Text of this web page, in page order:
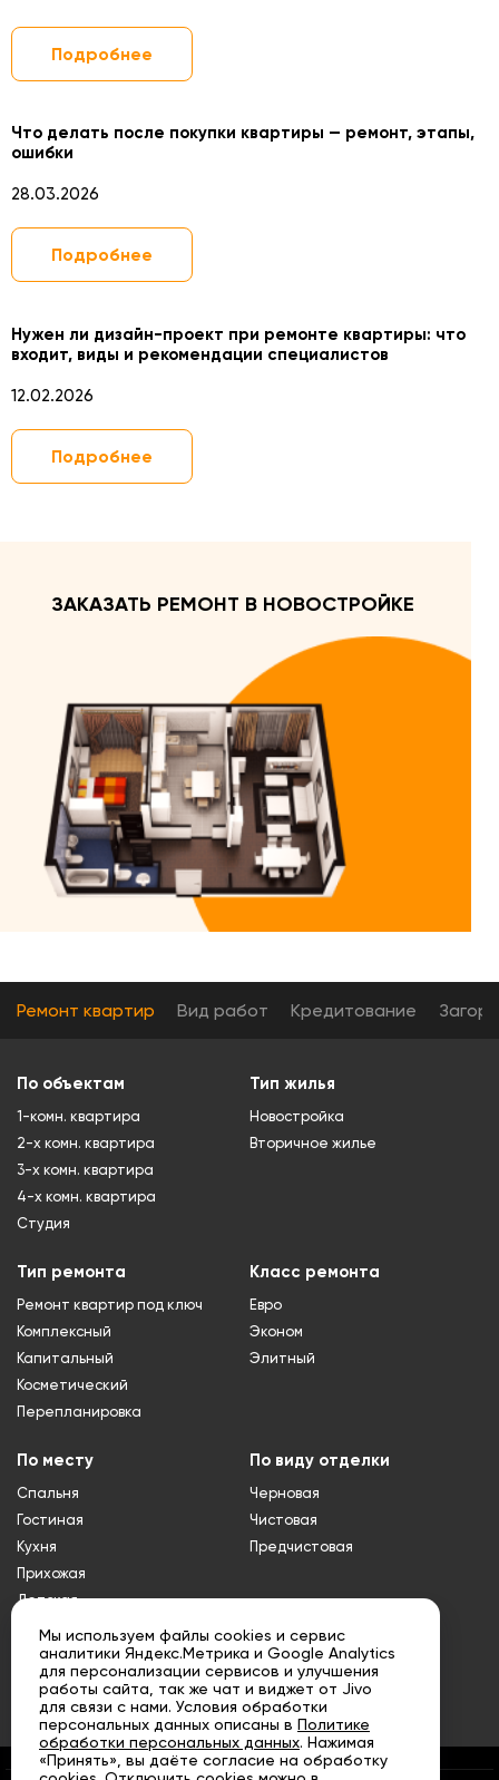
ЗАКАЗАТЬ РЕМОНТ В НОВОСТРОЙКЕ
Подробнее
Что делать после покупки квартиры — ремонт, этапы,
ошибки
28.03.2026
Подробнее
Нужен ли дизайн-проект при ремонте квартиры: что
входит, виды и рекомендации специалистов
12.02.2026
Подробнее
Ремонт квартир Вид работ Кредитование
По объектам
1-комн. квартира
2-х комн. квартира
3-х комн. квартира
4-х комн. квартира
Студия
Тип жилья
Новостройка
Вторичное жилье
Тип ремонта
Ремонт квартир под ключ
Комплексный
Капитальный
Косметический
Перепланировка
Класс ремонта
Евро
Эконом
Элитный
По месту
Спальня
Гостиная
Кухня
Прихожая
Детская
Туалет
Ванная
Совмещенный
санузел
По виду отделки
Черновая
Чистовая
Предчистовая
Мы используем файлы cookies и сервис
аналитики Яндекс.Метрика и Google Analytics
для персонализации сервисов и улучшения
работы сайта, так же чат и виджет от Jivo
для связи с нами. Условия обработки
персональных данных описаны в Политике
обработки персональных данных. Нажимая
«Принять», вы даёте согласие на обработку